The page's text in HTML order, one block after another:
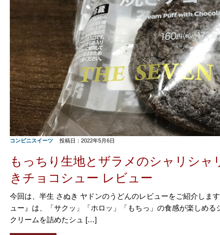
コンビニスイーツ 投稿日：2022年5月6日
もっちり生地とザラメのシャリシャ
きチョコシュー レビュー
今回は、半生 さぬき ヤドンのうどんのレビューをご紹介しま
ュー』は、「サクッ」「ホロッ」「もちっ」の食感が楽しめ
クリームを詰めたシュ […]